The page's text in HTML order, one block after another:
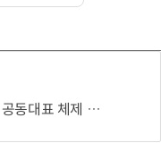
업·글로벌 시장 중심 성장”